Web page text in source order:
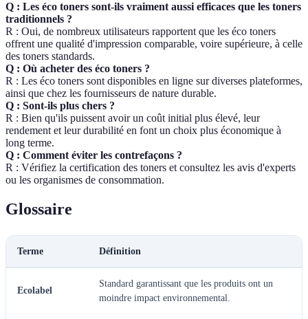
Q : Les éco toners sont-ils vraiment aussi efficaces que les toners
traditionnels ?
R : Oui, de nombreux utilisateurs rapportent que les éco toners
offrent une qualité d'impression comparable, voire supérieure, à celle
des toners standards.
Q : Où acheter des éco toners ?
R : Les éco toners sont disponibles en ligne sur diverses plateformes,
ainsi que chez les fournisseurs de nature durable.
Q : Sont-ils plus chers ?
R : Bien qu'ils puissent avoir un coût initial plus élevé, leur
rendement et leur durabilité en font un choix plus économique à
long terme.
Q : Comment éviter les contrefaçons ?
R : Vérifiez la certification des toners et consultez les avis d'experts
ou les organismes de consommation.
Glossaire
Terme Définition
Ecolabel
Standard garantissant que les produits ont un
moindre impact environnemental.